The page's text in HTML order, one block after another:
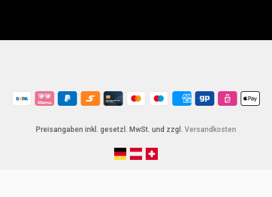
Preisangaben inkl. gesetzl. MwSt. und zzgl. Versandkosten